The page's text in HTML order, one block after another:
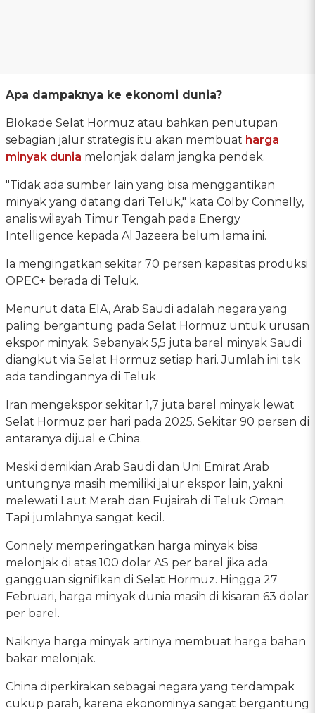
Apa dampaknya ke ekonomi dunia?
Blokade Selat Hormuz atau bahkan penutupan
sebagian jalur strategis itu akan membuat harga
minyak dunia melonjak dalam jangka pendek.
"Tidak ada sumber lain yang bisa menggantikan
minyak yang datang dari Teluk," kata Colby Connelly,
analis wilayah Timur Tengah pada Energy
Intelligence kepada Al Jazeera belum lama ini.
Ia mengingatkan sekitar 70 persen kapasitas produksi
OPEC+ berada di Teluk.
Menurut data EIA, Arab Saudi adalah negara yang
paling bergantung pada Selat Hormuz untuk urusan
ekspor minyak. Sebanyak 5,5 juta barel minyak Saudi
diangkut via Selat Hormuz setiap hari. Jumlah ini tak
ada tandingannya di Teluk.
Iran mengekspor sekitar 1,7 juta barel minyak lewat
Selat Hormuz per hari pada 2025. Sekitar 90 persen di
antaranya dijual e China.
Meski demikian Arab Saudi dan Uni Emirat Arab
untungnya masih memiliki jalur ekspor lain, yakni
melewati Laut Merah dan Fujairah di Teluk Oman.
Tapi jumlahnya sangat kecil.
Connely memperingatkan harga minyak bisa
melonjak di atas 100 dolar AS per barel jika ada
gangguan signifikan di Selat Hormuz. Hingga 27
Februari, harga minyak dunia masih di kisaran 63 dolar
per barel.
Naiknya harga minyak artinya membuat harga bahan
bakar melonjak.
China diperkirakan sebagai negara yang terdampak
cukup parah, karena ekonominya sangat bergantung